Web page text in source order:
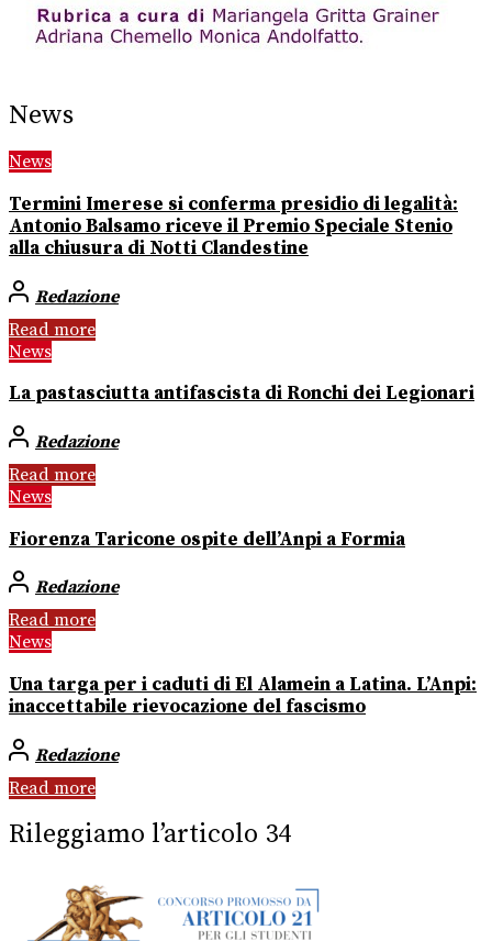
News
News
Termini Imerese si conferma presidio di legalità:
Antonio Balsamo riceve il Premio Speciale Stenio
alla chiusura di Notti Clandestine
Redazione
Read more
News
La pastasciutta antifascista di Ronchi dei Legionari
Redazione
Read more
News
Fiorenza Taricone ospite dell’Anpi a Formia
Redazione
Read more
News
Una targa per i caduti di El Alamein a Latina. L’Anpi:
inaccettabile rievocazione del fascismo
Redazione
Read more
Rileggiamo l’articolo 34